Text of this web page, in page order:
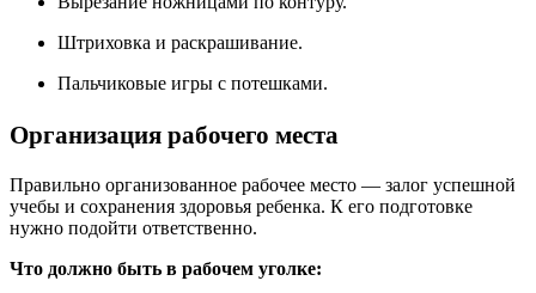
Штриховка и раскрашивание.
Пальчиковые игры с потешками.
Организация рабочего места
Правильно организованное рабочее место — залог успешной
учебы и сохранения здоровья ребенка. К его подготовке
нужно подойти ответственно.
Что должно быть в рабочем уголке: